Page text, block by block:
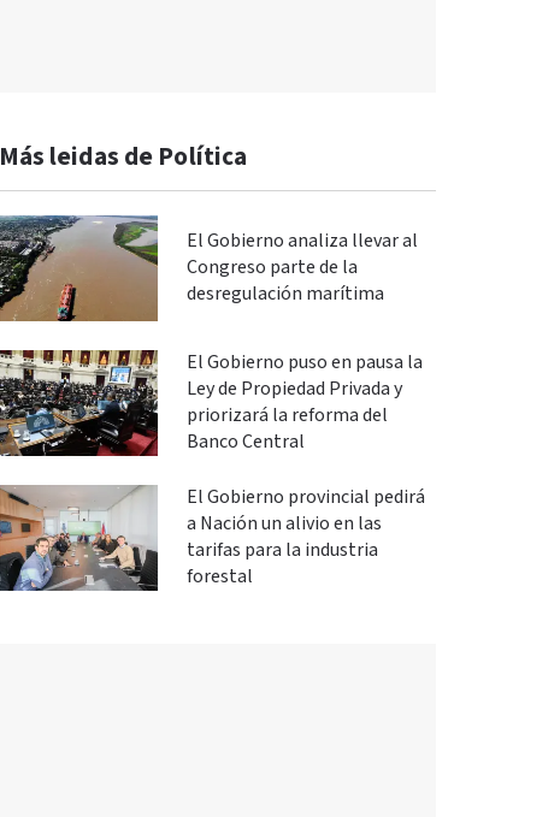
Más leidas de Política
El Gobierno analiza llevar al
Congreso parte de la
desregulación marítima
El Gobierno puso en pausa la
Ley de Propiedad Privada y
priorizará la reforma del
Banco Central
El Gobierno provincial pedirá
a Nación un alivio en las
tarifas para la industria
forestal